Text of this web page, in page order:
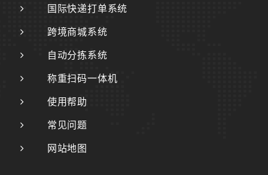
国际快递打单系统
跨境商城系统
自动分拣系统
称重扫码一体机
使用帮助
常见问题
网站地图